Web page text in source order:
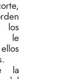
los
le
la